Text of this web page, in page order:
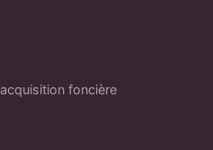
foncière